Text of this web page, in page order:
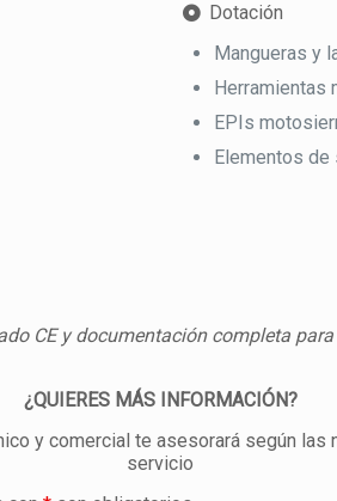
Dotación
Mangueras y
Herramientas
EPIs
Elementos de
CE y documentación completa
¿QUIERES MÁS INFORMACIÓN?
y comercial te asesorará según las
servicio